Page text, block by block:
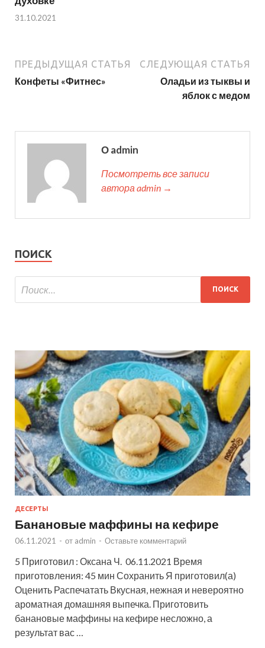
31.10.2021
ПРЕДЫДУЩАЯ СТАТЬЯ
Конфеты «Фитнес»
СЛЕДУЮЩАЯ СТАТЬЯ
Оладьи из тыквы и
яблок с медом
О admin
Посмотреть все записи
автора admin →
ПОИСК
ДЕСЕРТЫ
Банановые маффины на кефире
06.11.2021 - от admin - Оставьте комментарий
5 Приготовил : Оксана Ч. 06.11.2021 Время
приготовления: 45 мин Сохранить Я приготовил(а)
Оценить Распечатать Вкусная, нежная и невероятно
ароматная домашняя выпечка. Приготовить
банановые маффины на кефире несложно, а
результат вас …